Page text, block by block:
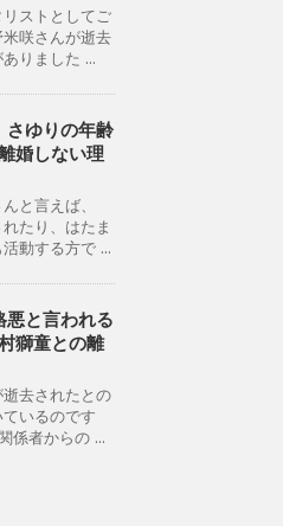
ストとしてご
咲さんが逝去
りました ...
さゆりの年齢
婚しない理
と言えば、
たり、はたま
動する方で ...
悪と言われる
獅童との離
去されたとの
いるのです
係者からの ...